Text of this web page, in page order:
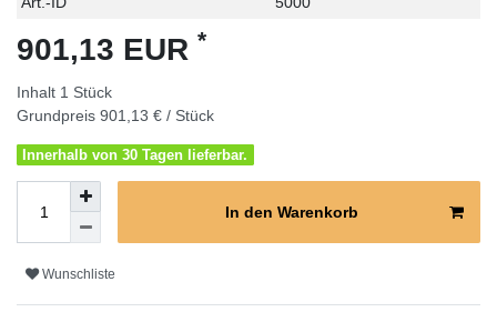
901,13 EUR *
Inhalt 1 Stück
Grundpreis 901,13 € / Stück
Innerhalb von 30 Tagen lieferbar.
In den Warenkorb
Wunschliste